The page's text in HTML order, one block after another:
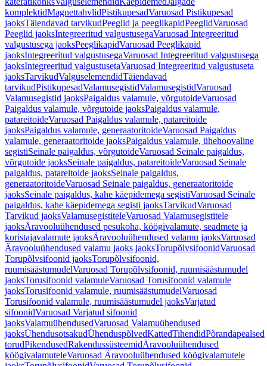
komplektidMagnettahvlidPistikupesadVaruosad Pistikupesad
jaoksTäiendavad tarvikudPeeglid ja peeglikapidPeeglidVaruosad
Peeglid jaoksIntegreeritud valgustusegaVaruosad Integreeritud
valgustusega jaoksPeeglikapidVaruosad Peeglikapid
jaoksIntegreeritud valgustusegaVaruosad Integreeritud valgustusega
jaoksIntegreeritud valgustusetaVaruosad Integreeritud valgustuseta
jaoksTarvikudValguselemendidTäiendavad
tarvikudPistikupesadValamusegistidValamusegistidVaruosad
Valamusegistid jaoksPaigaldus valamule, võrgutoideVaruosad
Paigaldus valamule, võrgutoide jaoksPaigaldus valamule,
patareitoideVaruosad Paigaldus valamule, patareitoide
jaoksPaigaldus valamule, generaatoritoideVaruosad Paigaldus
valamule, generaatoritoide jaoksPaigaldus valamule, ühehoovaline
segistiSeinale paigaldus, võrgutoideVaruosad Seinale paigaldus,
võrgutoide jaoksSeinale paigaldus, patareitoideVaruosad Seinale
paigaldus, patareitoide jaoksSeinale paigaldus,
generaatoritoideVaruosad Seinale paigaldus, generaatoritoide
jaoksSeinale paigaldus, kahe käepidemega segistiVaruosad Seinale
paigaldus, kahe käepidemega segisti jaoksTarvikudVaruosad
Tarvikud jaoksValamusegistiteleVaruosad Valamusegistitele
jaoksÄravooluühendused pesukoha, köögivalamute, seadmete ja
koristajavalamute jaoksÄravooluühendused valamu jaoksVaruosad
Äravooluühendused valamu jaoks jaoksTorupõlvsifoonidVaruosad
Torupõlvsifoonid jaoksTorupõlvsifoonid,
ruumisäästumudelVaruosad Torupõlvsifoonid, ruumisäästumudel
jaoksTorusifoonid valamuleVaruosad Torusifoonid valamule
jaoksTorusifoonid valamule, ruumisäästumudelVaruosad
Torusifoonid valamule, ruumisäästumudel jaoksVarjatud
sifoonidVaruosad Varjatud sifoonid
jaoksValamuühendusedVaruosad Valamuühendused
jaoksÜhendusotsakudÜhenduspõlvedKattedTihendidPõrandapealsed
torudPikendusedRakendussüsteemidÄravooluühendused
köögivalamuteleVaruosad Äravooluühendused köögivalamutele